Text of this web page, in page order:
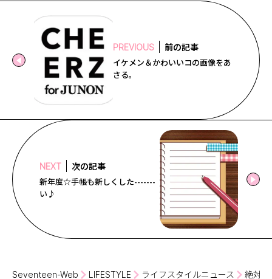
PREVIOUS 前の記事
イケメン＆かわいいコの画像をあ
さる。
NEXT 次の記事
新年度☆手帳も新しくした-------
い♪
Seventeen-Web LIFESTYLE ライフスタイルニュース 絶対